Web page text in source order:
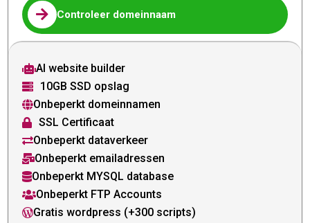
 Controleer domeinnaam
AI website builder
 10GB SSD opslag
Onbeperkt domeinnamen
 SSL Certificaat
Onbeperkt dataverkeer
Onbeperkt emailadressen
Onbeperkt MYSQL database
Onbeperkt FTP Accounts
Gratis wordpress (+300 scripts)